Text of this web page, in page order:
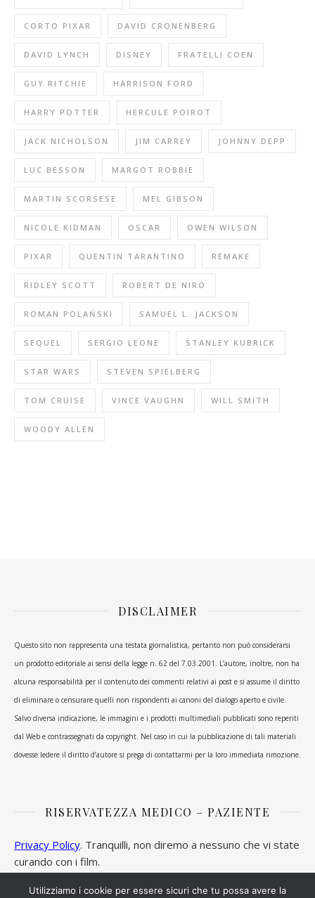
CORTO PIXAR DAVID CRONENBERG
DAVID LYNCH DISNEY FRATELLI COEN
GUY RITCHIE HARRISON FORD
HARRY POTTER HERCULE POIROT
JACK NICHOLSON JIM CARREY JOHNNY DEPP
LUC BESSON MARGOT ROBBIE
MARTIN SCORSESE MEL GIBSON
NICOLE KIDMAN OSCAR OWEN WILSON
PIXAR QUENTIN TARANTINO REMAKE
RIDLEY SCOTT ROBERT DE NIRO
ROMAN POLAŃSKI SAMUEL L. JACKSON
SEQUEL SERGIO LEONE STANLEY KUBRICK
STAR WARS STEVEN SPIELBERG
TOM CRUISE VINCE VAUGHN WILL SMITH
WOODY ALLEN
DISCLAIMER
Questo sito non rappresenta una testata giornalistica, pertanto non può considerarsi
un prodotto editoriale ai sensi della legge n. 62 del 7.03.2001. L’autore, inoltre, non ha
alcuna responsabilità per il contenuto dei commenti relativi ai post e si assume il diritto
di eliminare o censurare quelli non rispondenti ai canoni del dialogo aperto e civile.
Salvo diversa indicazione, le immagini e i prodotti multimediali pubblicati sono reperiti
dal Web e contrassegnati da copyright. Nel caso in cui la pubblicazione di tali materiali
dovesse ledere il diritto d’autore si prega di contattarmi per la loro immediata rimozione.
RISERVATEZZA MEDICO – PAZIENTE
Privacy Policy. Tranquilli, non diremo a nessuno che vi state
curando con i film.
Utilizziamo i cookie per essere sicuri che tu possa avere la